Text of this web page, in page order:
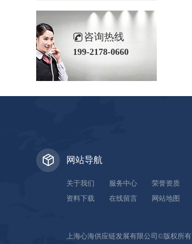
咨询热线
199-2178-0660
网站导航
关于我们 服务中心
荣誉资质
资料下载
在线留言 网站地图
上海心海供应链发展有限公司©版权所有